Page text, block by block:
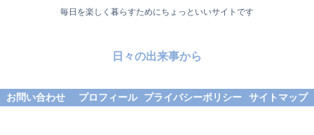
毎日を楽しく暮らすためにちょっといいサイトです
日々の出来事から
お問い合わせ プロフィール プライバシーポリシー サイトマップ